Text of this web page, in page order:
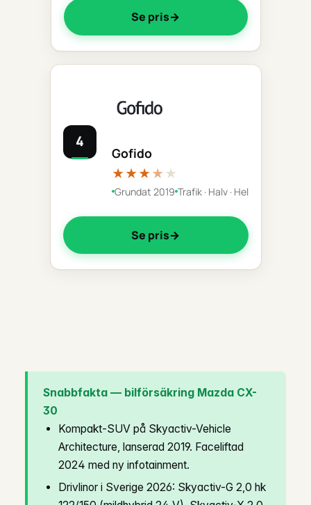
Se pris
4
Gofido
★★★★★
Grundat 2019 Trafik · Halv · Hel
Se pris
Snabbfakta — bilförsäkring Mazda CX-
30
Kompakt-SUV på Skyactiv-Vehicle
Architecture, lanserad 2019. Faceliftad
2024 med ny infotainment.
Drivlinor i Sverige 2026: Skyactiv-G 2,0 hk